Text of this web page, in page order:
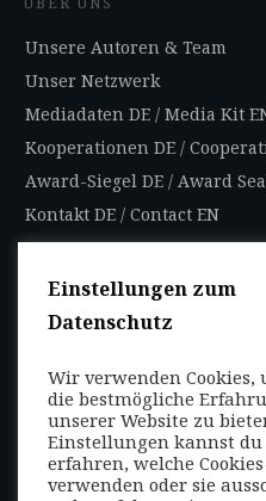
Unsere Autoren & Team
Unser Netzwerk
Mediadaten DE / Media Kit
Kooperationen DE /
Award-Siegel DE / Award
Kontakt DE / Contact EN
Impressum
Datenschutzbestimmungen
Nutzungsbedingungen
FOLGEN SIE UNS
Entdecken Sie weltweit
mit uns die Highlights in
jeder Region als Local
Einstellungen zum
Datenschutz
Wir verwenden Cookies,
die bestmögliche
unserer Website zu
Einstellungen kannst du
erfahren, welche
verwenden oder sie